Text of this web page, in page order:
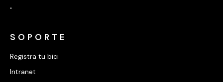
.
SOPORTE
Registra tu bici
Intranet